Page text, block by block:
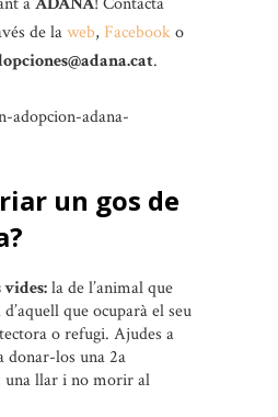
de laweb, Facebooko
.
un gos de
vides:la de l’animal que
que ocuparà el seu
o refugi. Ajudes a
donar-los una 2a
llar i no morir al